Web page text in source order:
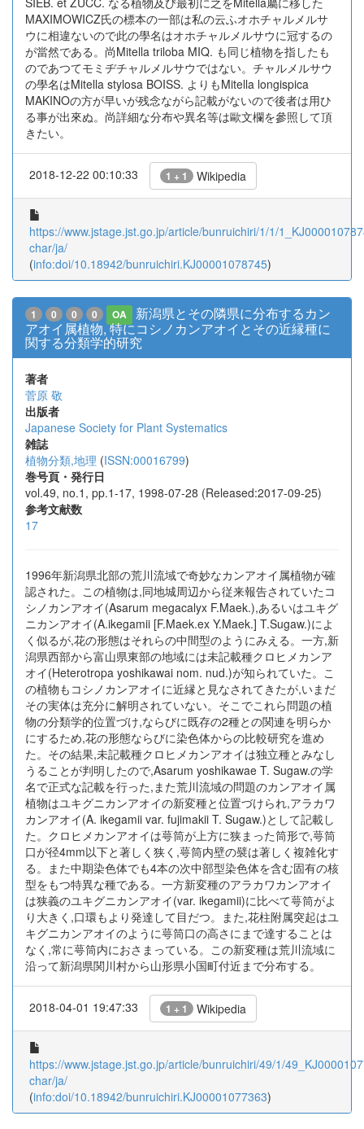
MAXIMOWICZ氏の標本の一部は私の云ふオホチャルメルサ
ウに相違ないので此の學名はオホチャルメルサウに冠するの
が當然である。尚Mitella triloba MIQ. も同じ植物を指したも
のであつてモミヂチャルメルサウではない。チャルメルサウ
の學名はMitella stylosa BOISS. よりもMitella longispica
MAKINOの方が早いが残念ながら記載がないので後者は用ひ
る事が出來ぬ。尚詳細な分布や異名等は歐文欄を參照して頂
きたい。
2018-12-22 00:10:33 1 + 1 Wikipedia
https://www.jstage.jst.go.jp/article/bunruichiri/1/1/
char/ja/
(info:doi/10.18942/bunruichiri.KJ00001078745)
1 0 0 0 OA
新潟県とその隣県に分布するカン
アオイ属植物, 特にコシノカンアオイとその近縁種に
関する分類学的研究
著者
菅原 敬
出版者
Japanese Society for Plant Systematics
雑誌
植物分類,地理 (ISSN:00016799)
巻号頁・発行日
vol.49, no.1, pp.1-17, 1998-07-28 (Released:2017-09-25)
参考文献数
17
1996年新潟県北部の荒川流域で奇妙なカンアオイ属植物が確
認された。この植物は,同地城周辺から従来報告されていたコ
シノカンアオイ(Asarum megacalyx F.Maek.),あるいはユキグ
ニカンアオイ(A.ikegamii [F.Maek.ex Y.Maek.] T.Sugaw.)によ
く似るが,花の形態はそれらの中間型のようにみえる。一方,新
潟県西部から富山県東部の地域には未記載種クロヒメカンア
オイ(Heterotropa yoshikawai nom. nud.)が知られていた。こ
の植物もコシノカンアオイに近縁と見なされてきたが,いまだ
その実体は充分に解明されていない。そこでこれら問題の植
物の分類学的位置づけ,ならびに既存の2種との関連を明らか
にするため,花の形態ならびに染色体からの比較研究を進め
た。その結果,未記載種クロヒメカンアオイは独立種とみなし
うることが判明したので,Asarum yoshikawae T. Sugaw.の学
名で正式な記載を行った,また荒川流域の問題のカンアオイ属
植物はユキグニカンアオイの新変種と位置づけられ,アラカワ
カンアオイ(A. ikegamii var. fujimakii T. Sugaw.)として記載し
た。クロヒメカンアオイは萼筒が上方に狭まった筒形で,萼筒
口が径4mm以下と著しく狭く,萼筒内壁の襞は著しく複雑化す
る。また中期染色体でも4本の次中部型染色体を含む固有の核
型をもつ特異な種である。一方新変種のアラカワカンアオイ
は狭義のユキグニカンアオイ(var. ikegamii)に比べて萼筒がよ
り大きく,口環もより発達して目だつ。また,花柱附属突起はユ
キグニカンアオイのように萼筒口の高さにまで達することは
なく,常に萼筒内におさまっている。この新変種は荒川流域に
沿って新潟県関川村から山形県小国町付近まで分布する。
2018-04-01 19:47:33 1 + 1 Wikipedia
https://www.jstage.jst.go.jp/article/bunruichiri/49/1/
char/ja/
(info:doi/10.18942/bunruichiri.KJ00001077363)